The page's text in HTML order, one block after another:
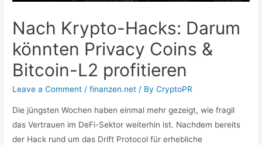
Nach Krypto-Hacks: Darum
könnten Privacy Coins &
Bitcoin-L2 profitieren
Leave a Comment /finanzen.net / ByCryptoPR
Die jüngsten Wochen haben einmal mehr gezeigt, wie fragil
das Vertrauen im DeFi-Sektor weiterhin ist. Nachdem bereits
der Hack rund um das Drift Protocol für erhebliche